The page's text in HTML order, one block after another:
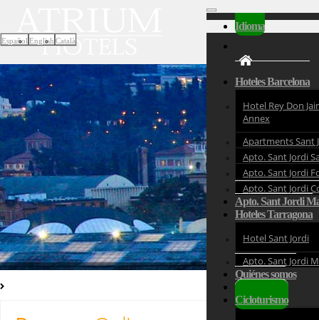
Hoteles Barcelona
Desplegar
Idioma
Español English Català
Hoteles Barcelona
Hotel Rey Don
Annex
Apartments Sant
Apto. Sant Jordi
Apto. Sant Jordi
Apto. Sant Jordi
Apto. Sant Jordi
Hoteles Tarragona
Hotel Sant Jordi
Apto. Sant Jordi
Quiénes somos
Tour virtual
Cicloturismo